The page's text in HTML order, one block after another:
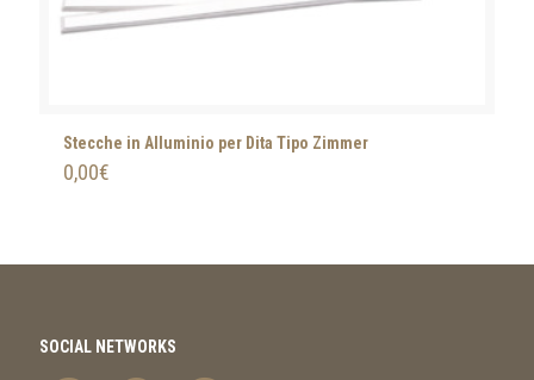
Stecche in Alluminio per Dita Tipo Zimmer
0,00€
SOCIAL NETWORKS